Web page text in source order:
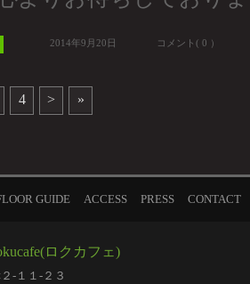
2014年9月20日 コメント( 0 ）
4 > »
GUIDE ACCESS PRESS CONTACT
ロクカフェ)
-１１-２３